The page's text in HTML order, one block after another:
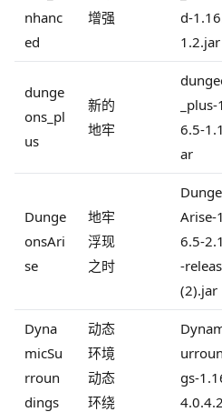
nhanc
ed
增强
d-
1.2.jar
dunge
ons_pl
us
新的
地牢
_plus-
6.5-
ar
Dunge
onsAri
se
地牢
浮现
之时
Arise-
6.5-
-
(2).jar
Dyna
micSu
rroun
dings
动态
环境
动态
环绕
gs-